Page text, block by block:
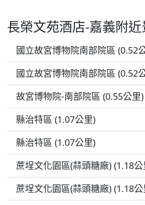
長榮文苑酒店-嘉義附近
國立故宮博物院南部院區 (0.52
國立故宮博物院南部院區 (0.52
故宮博物院-南部院區 (0.55公里)
縣治特區 (1.07公里)
縣治特區 (1.07公里)
蔗埕文化園區(蒜頭糖廠) (1.18公
蔗埕文化園區(蒜頭糖廠) (1.18公